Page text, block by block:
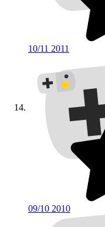
10/11 2011
09/10 2010